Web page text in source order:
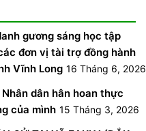
gương sáng học tập
đơn vị tài trợ đồng hành
Vĩnh Long 16 Tháng 6, 2026
dân hân hoan thực
của mình 15 Tháng 3, 2026